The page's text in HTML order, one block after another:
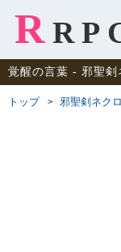
R
覚醒の言葉 ‐ 邪聖剣
トップ 邪聖剣ネク